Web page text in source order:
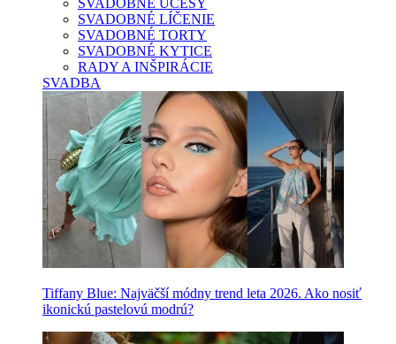
SVADOBNÉ ÚČESY
SVADOBNÉ LÍČENIE
SVADOBNÉ TORTY
SVADOBNÉ KYTICE
RADY A INŠPIRÁCIE
SVADBA
Tiffany Blue: Najväčší módny trend leta 2026. Ako nosiť
ikonickú pastelovú modrú?